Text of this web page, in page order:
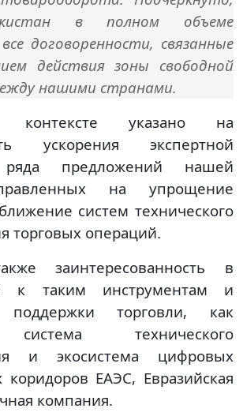
в полном объеме
договоренности, связанные
действия зоны свободной
нашими странами.
указано на
ускорения экспертной
ряда предложений нашей
на упрощение
систем технического
торговых операций.
заинтересованность в
к таким инструментам и
поддержки торговли, как
технического
и экосистема цифровых
коридоров ЕАЭС, Евразийская
компания.